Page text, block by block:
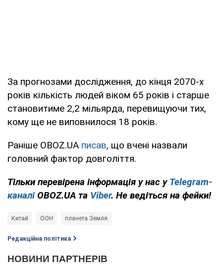
За прогнозами дослідження, до кінця 2070-х
років кількість людей віком 65 років і старше
становитиме 2,2 мільярда, перевищуючи тих,
кому ще не виповнилося 18 років.
Раніше OBOZ.UA писав, що вчені назвали
головний фактор довголіття.
Тільки перевірена інформація у нас у Telegram-
каналі OBOZ.UA та Viber. Не ведіться на фейки!
Китай ООН планета Земля
Редакційна політика